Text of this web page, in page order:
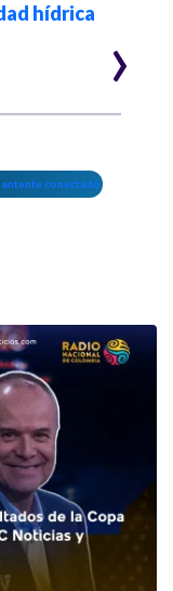
hídrica
›
conectado